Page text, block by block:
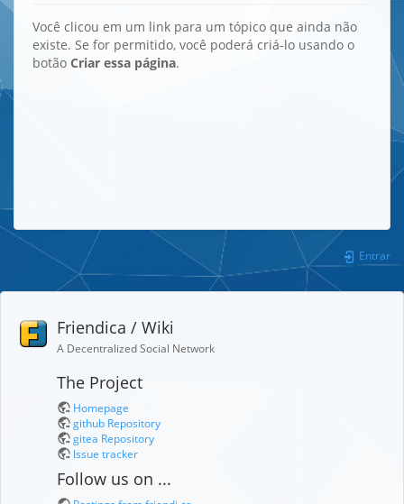
Você clicou em um link para um tópico que ainda não
existe. Se for permitido, você poderá criá-lo usando o
botão Criar essa página.
Entrar
Friendica / Wiki
A Decentralized Social Network
The Project
Homepage
github Repository
gitea Repository
Issue tracker
Follow us on ...